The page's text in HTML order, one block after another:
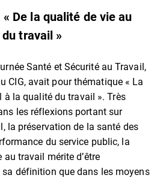
De la qualité de vie au
travail »
Santé et Sécurité au Travail,
CIG, avait pour thématique « La
la qualité du travail ». Très
les réflexions portant sur
la préservation de la santé des
du service public, la
travail mérite d’être
définition que dans les moyens